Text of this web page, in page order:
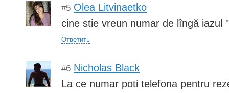
#5 Olea Litvinaetko
cine stie vreun numar de lîngă iazul
Ответить
#6 Nicholas Black
La ce numar poti telefona pentru